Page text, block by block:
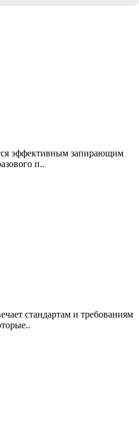
эффективным запирающим
п..
стандартам и требованиям